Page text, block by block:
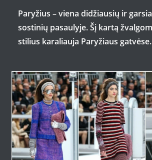
Paryžius – viena didžiausių ir
sostinių pasaulyje. Šį kartą
stilius karaliauja Paryžiaus gatvėse.